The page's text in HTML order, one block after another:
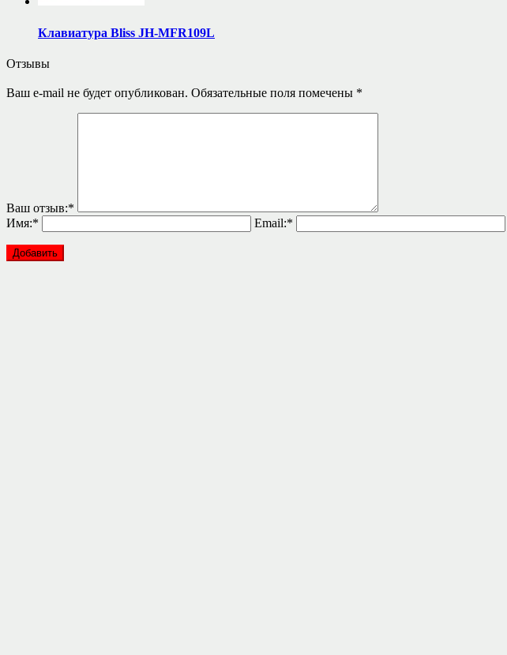
Клавиатура Bliss JH-MFR109L
Отзывы
Ваш e-mail не будет опубликован. Обязательные поля помечены *
Ваш отзыв:*
Имя:* Email:*